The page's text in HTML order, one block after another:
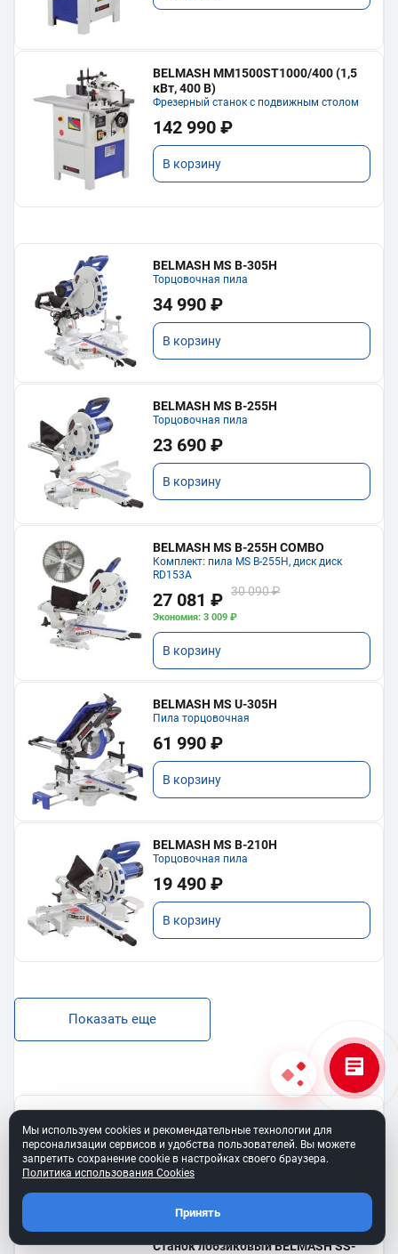
BELMASH MM1500ST1000/400 (1,5
кВт, 400 В)
Фрезерный станок с подвижным столом
142 990 ₽
В корзину
BELMASH MS B-305H
Торцовочная пила
34 990 ₽
В корзину
BELMASH MS B-255H
Торцовочная пила
23 690 ₽
В корзину
BELMASH MS B-255H COMBO
Комплект: пила MS B-255H, диск диск
RD153A
27 081 ₽ 30 090 ₽
Экономия: 3 009 ₽
В корзину
BELMASH MS U-305H
Пила торцовочная
61 990 ₽
В корзину
BELMASH MS B-210H
Торцовочная пила
19 490 ₽
В корзину
Показать еще
Лобзиковый станок
13 190 ₽
В корзину
Станок лобзиковый BELMASH SS-
Мы используем cookies и рекомендательные технологии для
персонализации сервисов и удобства пользователей. Вы можете
запретить сохранение cookie в настройках своего браузера.
Политика использования Cookies
Принять